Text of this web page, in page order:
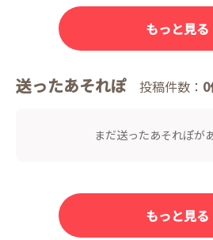
もっと見る
送ったあそれぽ 投稿件数：
まだ送ったあそれぽが
もっと見る